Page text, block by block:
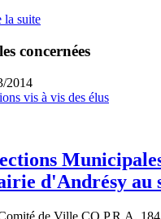
la suite
concernées
2014
vis à vis des élus
d'Andrésy au
de Ville CO.P.R.A. 184